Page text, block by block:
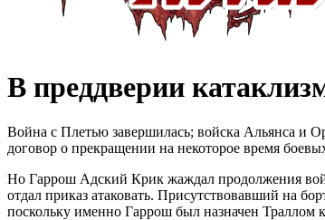
В преддверии
Война с Плетью завершилась; войска Альянса и
договор о прекращении на некоторое время
Но Гаррош Адский Крик жаждал продолжения
отдал приказ атаковать. Присутствовавший на
поскольку именно Гаррош был назначен